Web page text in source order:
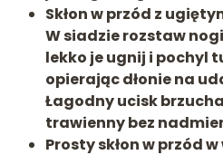
Skłon w przód z
W siadzie rozstaw
lekko je ugnij i pochyl
opierając dłonie na
Łagodny ucisk
trawienny bez
Prosty skłon w przód